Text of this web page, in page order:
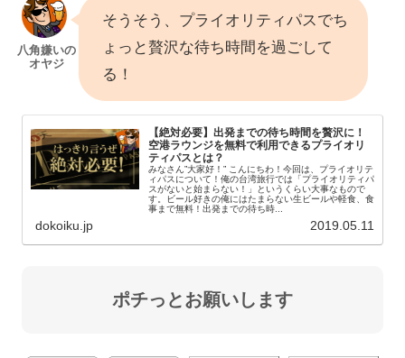
住所
District, Taipei City, 台湾 103
103台北市大同區寧夏路78號
大きな地図で見る
交通手段
駅から歩いていく場合の地図
営業時間 【月～土】6時30分～17時30分
定休日 日曜日
そうそう、プライオリティパスでち
ょっと贅沢な待ち時間を過ごして
る！
【絶対必要】出発までの待ち時間を贅沢に！
空港ラウンジを無料で利用できるプライオリ
ティパスとは？
みなさん”大家好！” こんにちわ！今回は、プライオリテ
ィパスについて！俺の台湾旅行では「プライオリティパ
スがないと始まらない！」というくらい大事なもので
す。ビール好きの俺にはたまらない生ビールや軽食、食
事まで無料！出発までの待ち時...
dokoiku.jp 2019.05.11
ポチっとお願いします